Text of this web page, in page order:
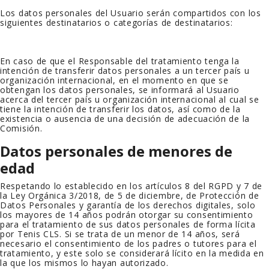
Los datos personales del Usuario serán compartidos con los
siguientes destinatarios o categorías de destinatarios:
En caso de que el Responsable del tratamiento tenga la
intención de transferir datos personales a un tercer país u
organización internacional, en el momento en que se
obtengan los datos personales, se informará al Usuario
acerca del tercer país u organización internacional al cual se
tiene la intención de transferir los datos, así como de la
existencia o ausencia de una decisión de adecuación de la
Comisión.
Datos personales de menores de
edad
Respetando lo establecido en los artículos 8 del RGPD y 7 de
la Ley Orgánica 3/2018, de 5 de diciembre, de Protección de
Datos Personales y garantía de los derechos digitales, solo
los mayores de 14 años podrán otorgar su consentimiento
para el tratamiento de sus datos personales de forma lícita
por Tenis CLS. Si se trata de un menor de 14 años, será
necesario el consentimiento de los padres o tutores para el
tratamiento, y este solo se considerará lícito en la medida en
la que los mismos lo hayan autorizado.